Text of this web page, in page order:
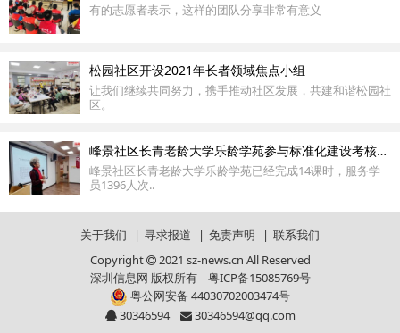
有的志愿者表示，这样的团队分享非常有意义
松园社区开设2021年长者领域焦点小组
让我们继续共同努力，携手推动社区发展，共建和谐松园社
区。
峰景社区长青老龄大学乐龄学苑参与标准化建设考核评估
峰景社区长青老龄大学乐龄学苑已经完成14课时，服务学
员1396人次..
关于我们 | 寻求报道 | 免责声明 | 联系我们
Copyright
2021 sz-news.cn All Reserved
深圳信息网 版权所有 粤ICP备15085769号
粤公网安备 44030702003474号
30346594
30346594@qq.com